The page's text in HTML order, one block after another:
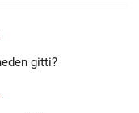
gitti?